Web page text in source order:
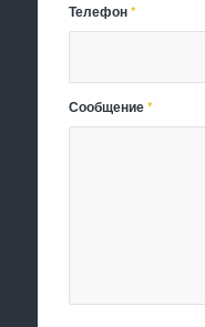
Телефон*
Сообщение*